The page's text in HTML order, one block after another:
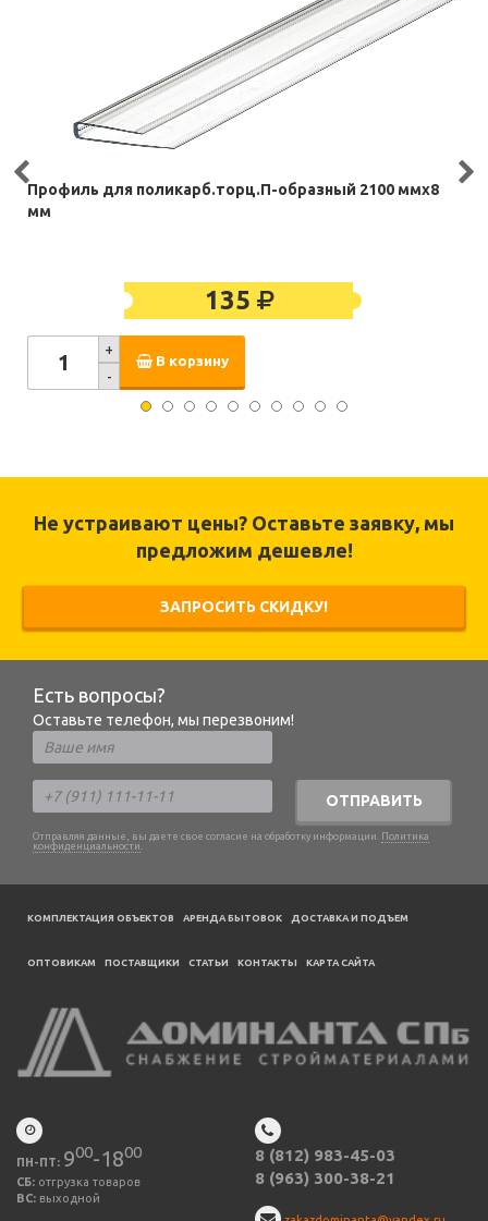
Профиль для поликарб.торц.П-образный 2100 ммх8
мм
135
+
-
В корзину
Не устраивают цены? Оставьте заявку, мы
предложим дешевле!
ЗАПРОСИТЬ СКИДКУ!
Есть вопросы?
Оставьте телефон, мы перезвоним!
ОТПРАВИТЬ
Отправляя данные, вы даете свое согласие на обработку информации. Политика
конфиденциальности .
КОМПЛЕКТАЦИЯ ОБЪЕКТОВ АРЕНДА БЫТОВОК ДОСТАВКА И ПОДЪЕМ
ОПТОВИКАМ ПОСТАВЩИКИ CТАТЬИ КОНТАКТЫ КАРТА САЙТА
ПН-ПТ: 900-1800
СБ: отгрузка товаров
ВС: выходной
8 (812) 983-45-03
8 (963) 300-38-21